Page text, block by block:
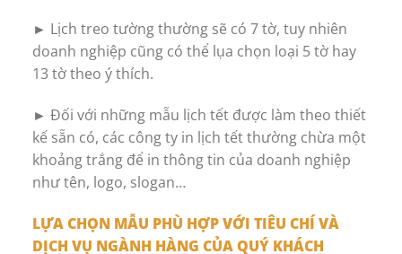
► Lịch treo tường thường sẽ có 7 tờ, tuy nhiên
doanh nghiệp cũng có thể lụa chọn loại 5 tờ hay
13 tờ theo ý thích.
► Đối với những mẫu lịch tết được làm theo thiết
kế sẵn có, các công ty in lịch tết thường chừa một
khoảng trắng để in thông tin của doanh nghiệp
như tên, logo, slogan…
LỰA CHỌN MẪU PHÙ HỢP VỚI TIÊU CHÍ VÀ
DỊCH VỤ NGÀNH HÀNG CỦA QUÝ KHÁCH